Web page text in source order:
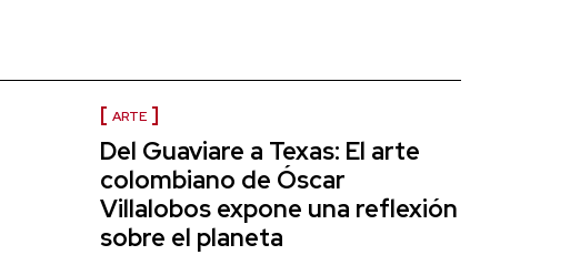
ARTE
Del Guaviare a Texas: El arte
colombiano de Óscar
Villalobos expone una reflexión
sobre el planeta